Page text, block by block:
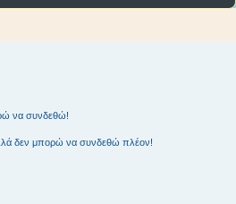
να συνδεθώ!
δεν μπορώ να συνδεθώ πλέον!